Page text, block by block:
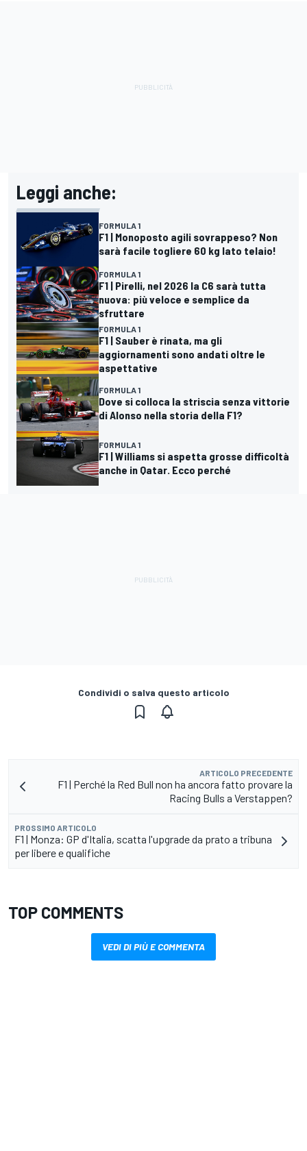
Leggi anche:
FORMULA 1
F1 | Monoposto agili sovrappeso? Non
sarà facile togliere 60 kg lato telaio!
FORMULA 1
F1 | Pirelli, nel 2026 la C6 sarà tutta
nuova: più veloce e semplice da
sfruttare
FORMULA 1
F1 | Sauber è rinata, ma gli
aggiornamenti sono andati oltre le
aspettative
FORMULA 1
Dove si colloca la striscia senza vittorie
di Alonso nella storia della F1?
FORMULA 1
F1 | Williams si aspetta grosse difficoltà
anche in Qatar. Ecco perché
Condividi o salva questo articolo
ARTICOLO PRECEDENTE
F1 | Perché la Red Bull non ha ancora fatto provare la
Racing Bulls a Verstappen?
PROSSIMO ARTICOLO
F1 | Monza: GP d'Italia, scatta l'upgrade da prato a tribuna
per libere e qualifiche
TOP COMMENTS
VEDI DI PIÙ E COMMENTA